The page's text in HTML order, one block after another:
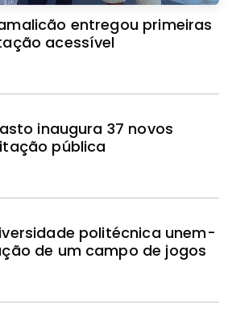
entregou primeiras
acessível
inaugura 37 novos
pública
politécnica unem-
de um campo de jogos